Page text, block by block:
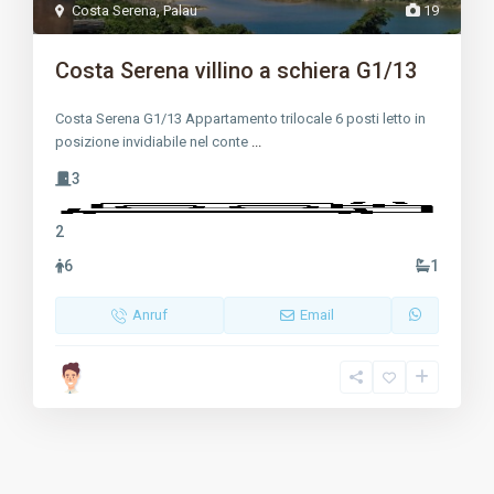
19
Costa Serena,Palau
Costa Serena villino a schiera G1/13
Costa Serena G1/13 Appartamento trilocale 6 posti letto in
posizione invidiabile nel conte ...
3
2
6
1
Anruf Email